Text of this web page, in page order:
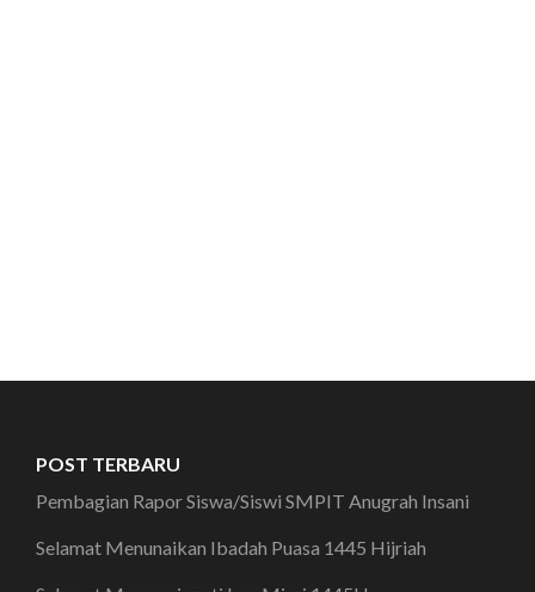
POST TERBARU
Pembagian Rapor Siswa/Siswi SMPIT Anugrah Insani
Selamat Menunaikan Ibadah Puasa 1445 Hijriah